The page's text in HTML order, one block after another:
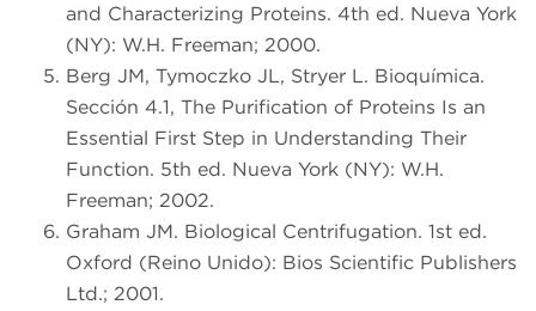
and Characterizing Proteins. 4th ed. Nueva York
(NY): W.H. Freeman; 2000.
Berg JM, Tymoczko JL, Stryer L. Bioquímica.
Sección 4.1, The Purification of Proteins Is an
Essential First Step in Understanding Their
Function. 5th ed. Nueva York (NY): W.H.
Freeman; 2002.
Graham JM. Biological Centrifugation. 1st ed.
Oxford (Reino Unido): Bios Scientific Publishers
Ltd.; 2001.